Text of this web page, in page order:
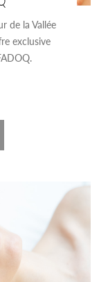
de la Vallée
exclusive